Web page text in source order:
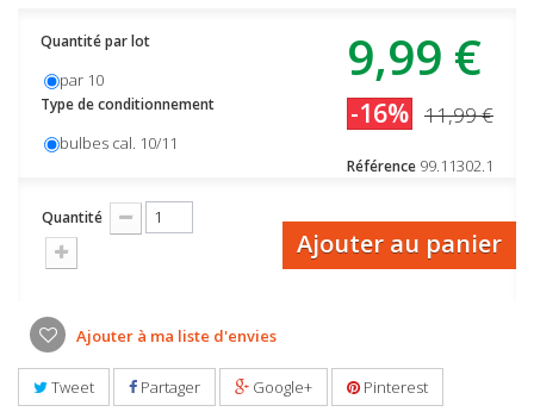
9,99 €
-16% 11,99 €
Référence 99.11302.1
Quantité par lot
par 10
Type de conditionnement
bulbes cal. 10/11
Quantité
Ajouter au panier
Ajouter à ma liste d'envies
Tweet Partager Google+ Pinterest